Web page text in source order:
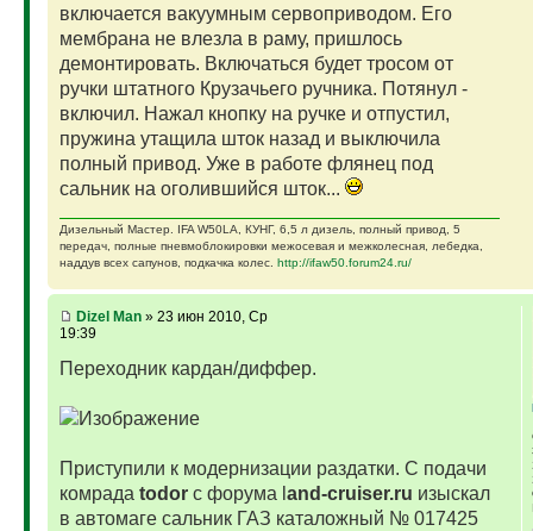
включается вакуумным сервоприводом. Его
мембрана не влезла в раму, пришлось
демонтировать. Включаться будет тросом от
ручки штатного Крузачьего ручника. Потянул -
включил. Нажал кнопку на ручке и отпустил,
пружина утащила шток назад и выключила
полный привод. Уже в работе флянец под
сальник на оголившийся шток...
Дизельный Мастер. IFA W50LA, КУНГ, 6,5 л дизель, полный привод, 5
передач, полные пневмоблокировки межосевая и межколесная, лебедка,
наддув всех сапунов, подкачка колес. http://ifaw50.forum24.ru/
Dizel Man» 23 июн 2010, Ср
19:39
Переходник кардан/диффер.
Приступили к модернизации раздатки. С подачи
комрада todorс форума l and-cruiser.ru изыскал
в автомаге сальник ГАЗ каталожный № 017425